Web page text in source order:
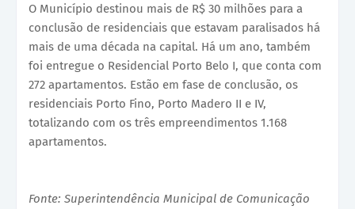
O Município destinou mais de R$ 30 milhões para a
conclusão de residenciais que estavam paralisados há
mais de uma década na capital. Há um ano, também
foi entregue o Residencial Porto Belo I, que conta com
272 apartamentos. Estão em fase de conclusão, os
residenciais Porto Fino, Porto Madero II e IV,
totalizando com os três empreendimentos 1.168
apartamentos.
Fonte: Superintendência Municipal de Comunicação